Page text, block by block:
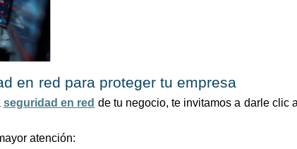
en red para proteger tu empresa
seguridad en red de tu negocio, te invitamos a darle clic
atención: